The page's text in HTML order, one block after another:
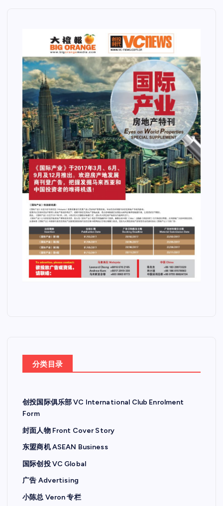
分类目录
创投国际俱乐部 VC International Club Enrolment
Form
封面人物 Front Cover Story
东盟商机 ASEAN Business
国际创投 VC Global
广告 Advertising
小陈总 Veron 专栏